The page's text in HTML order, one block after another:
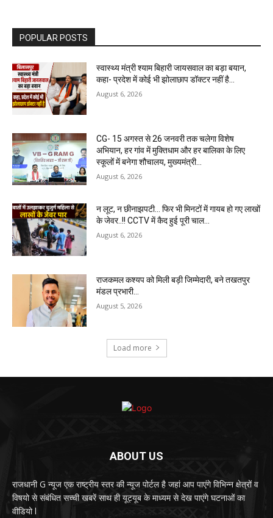
POPULAR POSTS
स्वास्थ्य मंत्री श्याम बिहारी जायसवाल का बड़ा बयान,
कहा- प्रदेश में कोई भी झोलाछाप डॉक्टर नहीं है…
August 6, 2026
CG- 15 अगस्त से 26 जनवरी तक चलेगा विशेष
अभियान, हर गांव में मुक्तिधाम और हर बालिका के लिए
स्कूलों में बनेगा शौचालय, मुख्यमंत्री...
August 6, 2026
न लूट, न छीनाझपटी… फिर भी मिनटों में गायब हो गए लाखों
के जेवर..!! CCTV में कैद हुई पूरी चाल…
August 6, 2026
राजकमल कश्यप को मिली बड़ी जिम्मेदारी, बने तखतपुर
मंडल प्रभारी…
August 5, 2026
Load more
ABOUT US
राजधानी G न्यूज एक राष्ट्रीय स्तर की न्यूज पोर्टल है जहां आप पाएंगे विभिन्न क्षेत्रों व
विषयो से संबंधित सच्ची खबरें साथ ही यूट्यूब के माध्यम से देख पाएंगे घटनाओं का
वीडियो l